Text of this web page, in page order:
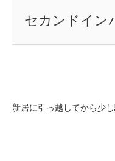
セカンドイン
新居に引っ越してから少